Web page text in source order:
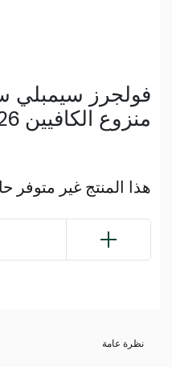
فولجرز
منزوع الكافيين 326 غ
هذا المنتج غير متوفر
نظرة عامة